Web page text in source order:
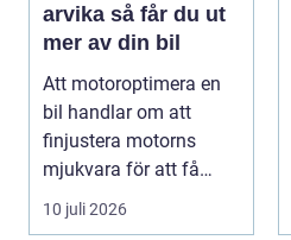
arvika så får du ut
mer av din bil
Att motoroptimera en
bil handlar om att
finjustera motorns
mjukvara för att få
bättre respons, mer k...
10 juli 2026